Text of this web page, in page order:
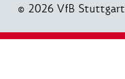
© 2026 VfB Stuttgart